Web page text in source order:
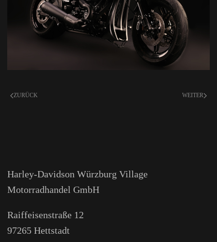
ZURÜCK WEITER
Harley-Davidson Würzburg Village
Motorradhandel GmbH
Raiffeisenstraße 12
97265 Hettstadt